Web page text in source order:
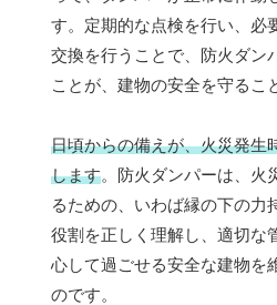
す。定期的な点検を行い、必
交換を行うことで、防火ダン
ことが、建物の安全を守るこ
日頃からの備えが、火災発生
します。防火ダンパーは、火
るための、いわば縁の下の力
役割を正しく理解し、適切な
心して過ごせる安全な建物を
のです。